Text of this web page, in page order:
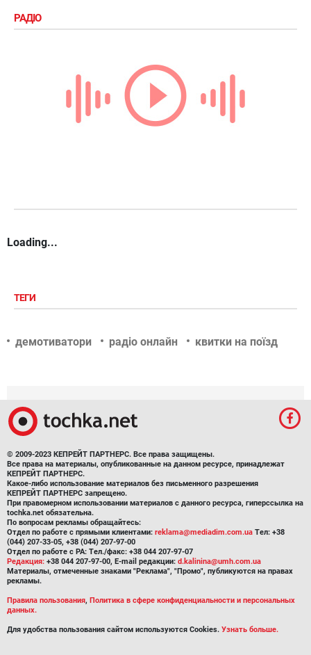
РАДІО
Loading...
ТЕГИ
демотиватори радіо онлайн квитки на поїзд
© 2009-2023 КЕПРЕЙТ ПАРТНЕРС. Все права защищены.
Все права на материалы, опубликованные на данном ресурсе, принадлежат
КЕПРЕЙТ ПАРТНЕРС.
Какое-либо использование материалов без письменного разрешения
КЕПРЕЙТ ПАРТНЕРС запрещено.
При правомерном использовании материалов с данного ресурса, гиперссылка на
tochka.net обязательна.
По вопросам рекламы обращайтесь:
Отдел по работе с прямыми клиентами: reklama@mediadim.com.ua Тел: +38
(044) 207-33-05, +38 (044) 207-97-00
Отдел по работе с РА: Тел./факс: +38 044 207-97-07
Редакция: +38 044 207-97-00, E-mail редакции: d.kalinina@umh.com.ua
Материалы, отмеченные знаками "Реклама", "Промо", публикуются на правах
рекламы.
Правила пользования, Политика в сфере конфиденциальности и персональных
данных.
Для удобства пользования сайтом используются Cookies. Узнать больше.